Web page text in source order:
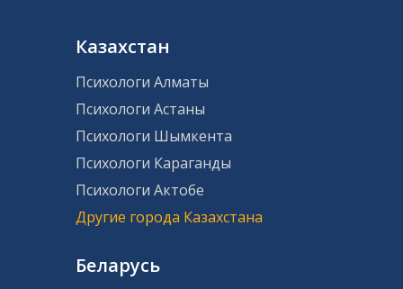
Казахстан
Психологи Алматы
Психологи Астаны
Психологи Шымкента
Психологи Караганды
Психологи Актобе
Другие города Казахстана
Беларусь